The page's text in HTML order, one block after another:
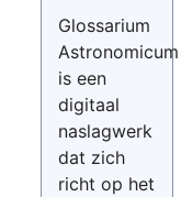
Glossarium
Astronomicum
is een
digitaal
naslagwerk
dat zich
richt op het